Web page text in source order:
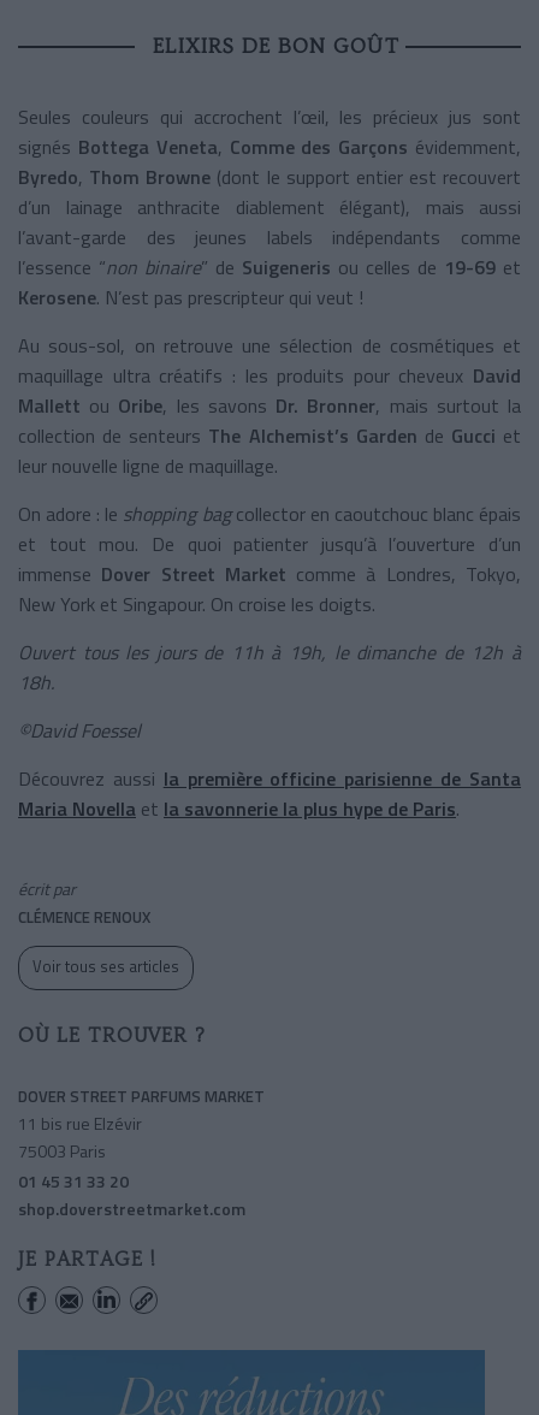
ELIXIRS DE BON GOÛT
Seules couleurs qui accrochent l’œil, les précieux jus sont
signés Bottega Veneta, Comme des Garçons évidemment,
Byredo, Thom Browne (dont le support entier est recouvert
d’un lainage anthracite diablement élégant), mais aussi
l’avant-garde des jeunes labels indépendants comme
l’essence “non binaire” de Suigeneris ou celles de 19-69 et
Kerosene. N’est pas prescripteur qui veut !
Au sous-sol, on retrouve une sélection de cosmétiques et
maquillage ultra créatifs : les produits pour cheveux David
Mallett ou Oribe, les savons Dr. Bronner, mais surtout la
collection de senteurs The Alchemist’s Garden de Gucci et
leur nouvelle ligne de maquillage.
On adore : le shopping bagcollector en caoutchouc blanc épais
et tout mou. De quoi patienter jusqu’à l’ouverture d’un
immense Dover Street Market comme à Londres, Tokyo,
New York et Singapour. On croise les doigts.
Ouvert tous les jours de 11h à 19h, le dimanche de 12h à
18h.
©David Foessel
Découvrez aussi la première officine parisienne de Santa
Maria Novella et la savonnerie la plus hype de Paris.
écrit par
CLÉMENCE RENOUX
Voir tous ses articles
OÙ LE TROUVER ?
DOVER STREET PARFUMS MARKET
11 bis rue Elzévir
75003 Paris
01 45 31 33 20
shop.doverstreetmarket.com
JE PARTAGE !